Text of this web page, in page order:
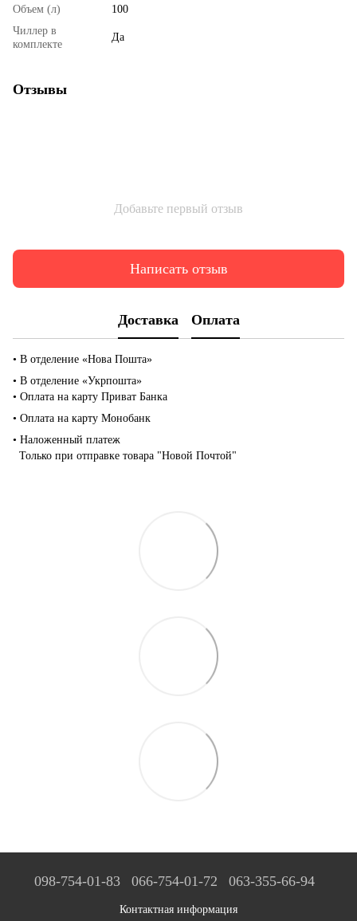
Объем (л)
100
Чиллер в
комплекте
Да
Отзывы
Добавьте первый отзыв
Написать отзыв
Доставка Оплата
• В отделение «Нова Пошта»
• В отделение «Укрпошта»
• Оплата на карту Приват Банка
• Оплата на карту Монобанк
• Наложенный платеж
Только при отправке товара "Новой Почтой"
098-754-01-83 066-754-01-72 063-355-66-94
Контактная информация